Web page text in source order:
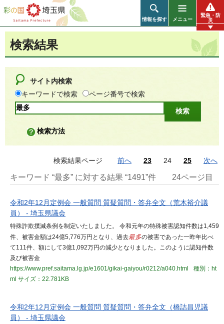
彩の国 埼玉県
情報を探す メニュー
緊急・防
災
検索結果
サイト内検索
キーワードで検索
ページ番号で検索
検索方法
検索結果ページ 前へ 23 24 25 次へ
キーワード “最多” に対する結果 “1491”件 24ページ目
令和2年12月定例会 一般質問 質疑質問・答弁全文（荒木裕介議
員） - 埼玉県議会
特殊詐欺撲滅条例を制定いたしました。 令和元年の特殊被害認知件数は1,459
件、被害金額は24億5,776万円となり、過去最多の被害であった一昨年比べ
て111件、額にして3億1,092万円の減少となりました。このように認知件数
及び被害金
https://www.pref.saitama.lg.jp/e1601/gikai-gaiyou/r0212/a040.html
種別：ht
ml サイズ：22.781KB
令和2年12月定例会 一般質問 質疑質問・答弁全文（橋詰昌児議
員） - 埼玉県議会